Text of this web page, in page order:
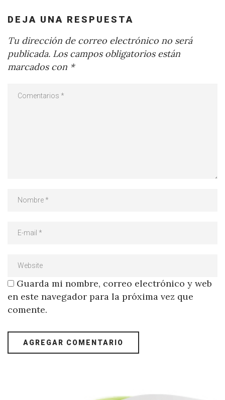
DEJA UNA RESPUESTA
Tu dirección de correo electrónico no será
publicada. Los campos obligatorios están
marcados con *
Guarda mi nombre, correo electrónico y web
en este navegador para la próxima vez que
comente.